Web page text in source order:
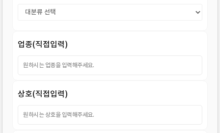
업종(직접입력)
상호(직접입력)